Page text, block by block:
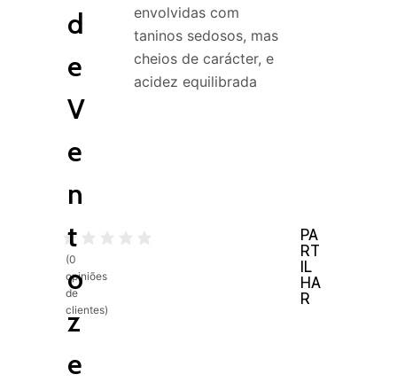
(0
opiniões
de
clientes)
d
e
V
e
n
t
o
z
e
envolvidas com
taninos sedosos, mas
cheios de carácter, e
acidez equilibrada
PA
RT
IL
HA
R